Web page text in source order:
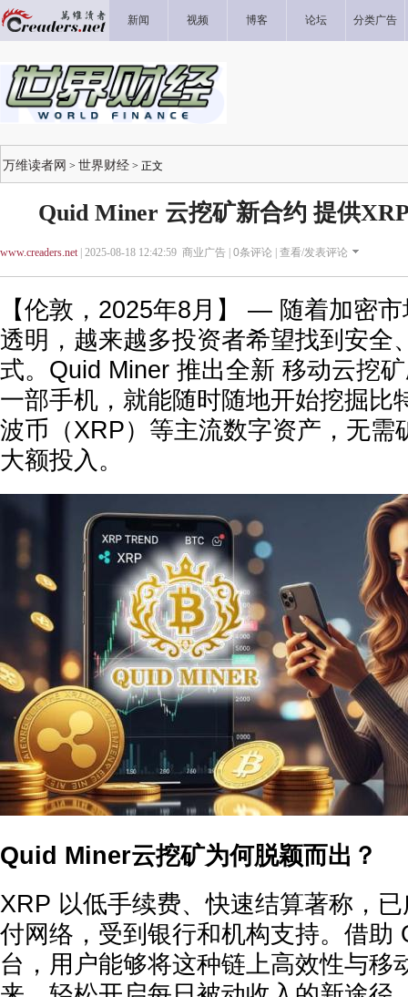
新闻 视频 博客 论坛 分类广告
万维读者网 > 世界财经 > 正文
Quid Miner 云挖矿新合约 提供
www.creaders.net| 2025-08-18 12:42:59 商业广告 | 0条评论 | 查看/发表评论
【伦敦，2025年8月】 — 随着加密
透明，越来越多投资者希望找到安全
式。Quid Miner 推出全新 移动云挖
一部手机，就能随时随地开始挖掘比
波币（XRP）等主流数字资产，无需
大额投入。
Quid Miner云挖矿为何脱颖而出？
XRP 以低手续费、快速结算著称，
付网络，受到银行和机构支持。借助
台，用户能够将这种链上高效性与移